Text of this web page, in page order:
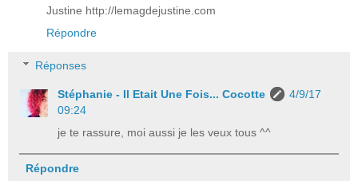
Justine http://lemagdejustine.com
Répondre
Réponses
Stéphanie - Il Etait Une Fois... Cocotte
4/9/17
09:24
je te rassure, moi aussi je les veux tous ^^
Répondre